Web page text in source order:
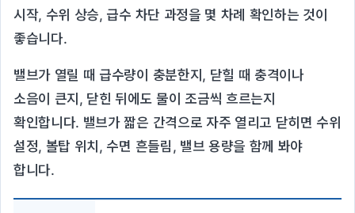
시작, 수위 상승, 급수 차단 과정을 몇 차례 확인하는 것이
좋습니다.
밸브가 열릴 때 급수량이 충분한지, 닫힐 때 충격이나
소음이 큰지, 닫힌 뒤에도 물이 조금씩 흐르는지
확인합니다. 밸브가 짧은 간격으로 자주 열리고 닫히면 수위
설정, 볼탑 위치, 수면 흔들림, 밸브 용량을 함께 봐야
합니다.